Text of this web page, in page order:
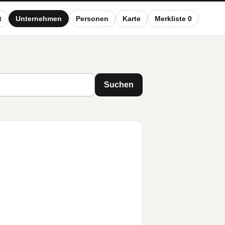
Unternehmen Personen Karte Merkliste 0
Suchen